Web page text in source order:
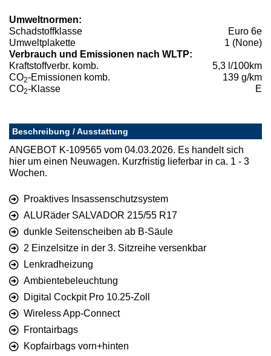
Umweltnormen:
Schadstoffklasse
Euro 6e
Umweltplakette
1 (None)
Verbrauch und Emissionen nach WLTP:
Kraftstoffverbr. komb.
5,3 l/100km
CO2-Emissionen komb.
139 g/km
CO2-Klasse E
Beschreibung / Ausstattung
ANGEBOT K-109565 vom 04.03.2026. Es handelt sich
hier um einen Neuwagen. Kurzfristig lieferbar in ca. 1 - 3
Wochen.
Proaktives Insassenschutzsystem
ALURäder SALVADOR 215/55 R17
dunkle Seitenscheiben ab B-Säule
2 Einzelsitze in der 3. Sitzreihe versenkbar
Lenkradheizung
Ambientebeleuchtung
Digital Cockpit Pro 10.25-Zoll
Wireless App-Connect
Frontairbags
Kopfairbags vorn+hinten